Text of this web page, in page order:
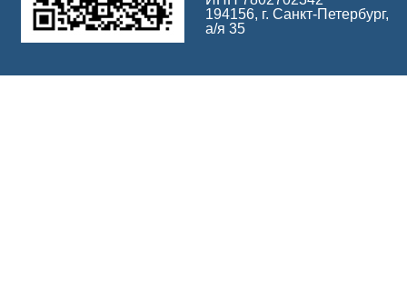
194156, г. Санкт-Петербург,
а/я 35